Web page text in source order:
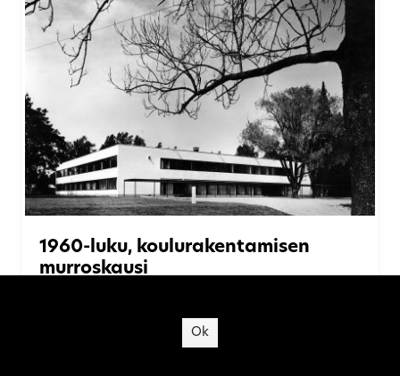
1960-luku, koulurakentamisen
murroskausi
Ok